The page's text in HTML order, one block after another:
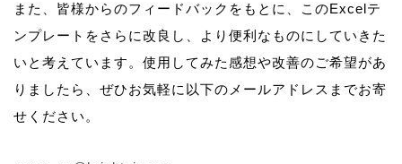
また、皆様からのフィードバックをもとに、このExcelテ
ンプレートをさらに改良し、より便利なものにしていきた
いと考えています。使用してみた感想や改善のご希望があ
りましたら、ぜひお気軽に以下のメールアドレスまでお寄
せください。